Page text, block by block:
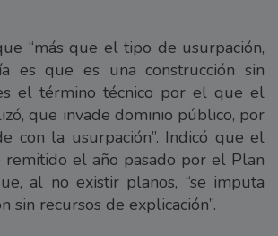
“más que el tipo de usurpación,
es que es una construcción sin
el término técnico por el que el
que invade dominio público, por
con la usurpación”. Indicó que el
el año pasado por el Plan
al no existir planos, “se imputa
sin recursos de explicación”.